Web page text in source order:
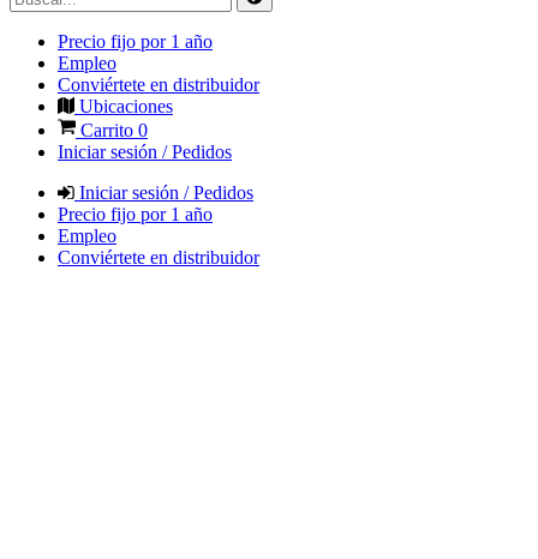
Precio fijo por 1 año
Empleo
Conviértete en distribuidor
Ubicaciones
Carrito 0
Iniciar sesión / Pedidos
Iniciar sesión / Pedidos
Precio fijo por 1 año
Empleo
Conviértete en distribuidor